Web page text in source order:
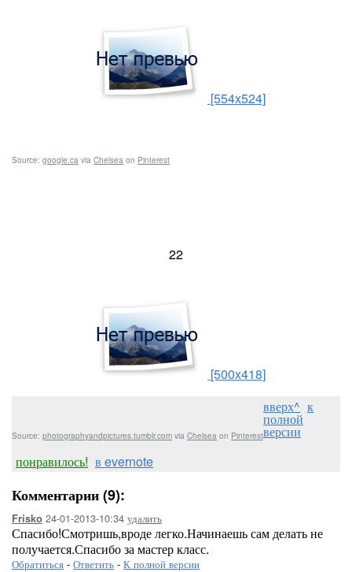
[554x524]
Source: google.ca via Chelsea on Pinterest
22
[500x418]
Source: photographyandpictures.tumblr.com via Chelsea on Pinterest
вверх^ к
полной
версии
понравилось! в evernote
Комментарии (9):
Frisko 24-01-2013-10:34 удалить
Спасибо!Смотришь,вроде легко.Начинаешь сам делать не
получается.Спасибо за мастер класс.
Обратиться - Ответить - К полной версии